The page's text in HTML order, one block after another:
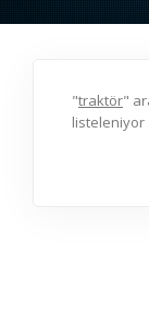
"traktör"
listeleniyor